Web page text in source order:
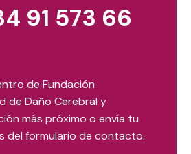
91 573 66
de Fundación
de Daño Cerebral y
más próximo o envía tu
del formulario de contacto.